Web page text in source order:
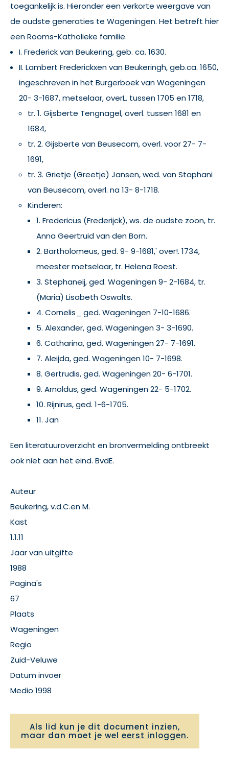
toegankelijk is. Hieronder een verkorte weergave van
de oudste generaties te Wageningen. Het betreft hier
een Rooms-Katholieke familie.
I. Frederick van Beukering, geb. ca. 1630.
II. Lambert Frederickxen van Beukeringh, geb.ca. 1650,
ingeschreven in het Burgerboek van Wageningen
20- 3-1687, metselaar, overL. tussen 1705 en 1718,
tr. 1. Gijsberte Tengnagel, overl. tussen 1681 en
1684,
tr. 2. Gijsberte van Beusecom, overl. voor 27- 7-
1691,
tr. 3. Grietje (Greetje) Jansen, wed. van Staphani
van Beusecom, overl. na 13- 8-1718.
Kinderen:
1. Fredericus (Frederijck), ws. de oudste zoon, tr.
Anna Geertruid van den Born.
2. Bartholomeus, ged. 9- 9-1681,' over!. 1734,
meester metselaar, tr. Helena Roest.
3. Stephaneij, ged. Wageningen 9- 2-1684, tr.
(Maria) Lisabeth Oswalts.
4. Cornelis_ ged. Wageningen 7-10-1686.
5. Alexander, ged. Wageningen 3- 3-1690.
6. Catharina, ged. Wageningen 27- 7-1691.
7. Aleijda, ged. Wageningen 10- 7-1698.
8. Gertrudis, ged. Wageningen 20- 6-1701.
9. Arnoldus, ged. Wageningen 22- 5-1702.
10. Rijnirus, ged. 1-6-1705.
11. Jan
Een literatuuroverzicht en bronvermelding ontbreekt
ook niet aan het eind. BvdE.
Auteur
Beukering, v.d.C.en M.
Kast
1.1.11
Jaar van uitgifte
1988
Pagina's
67
Plaats
Wageningen
Regio
Zuid-Veluwe
Datum invoer
Medio 1998
Als lid kun je dit document inzien,
maar dan moet je wel eerst inloggen.